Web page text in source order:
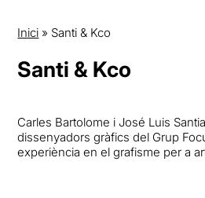
Inici » Santi & Kco
Santi & Kco
Carles Bartolome i José Luis
dissenyadors gràfics del Grup
experiència en el grafisme per a